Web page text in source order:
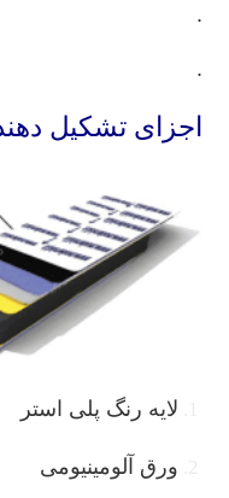
.
.
اجزای تشکیل
لایه رنگ پلی استر
ورق آلومینیومی